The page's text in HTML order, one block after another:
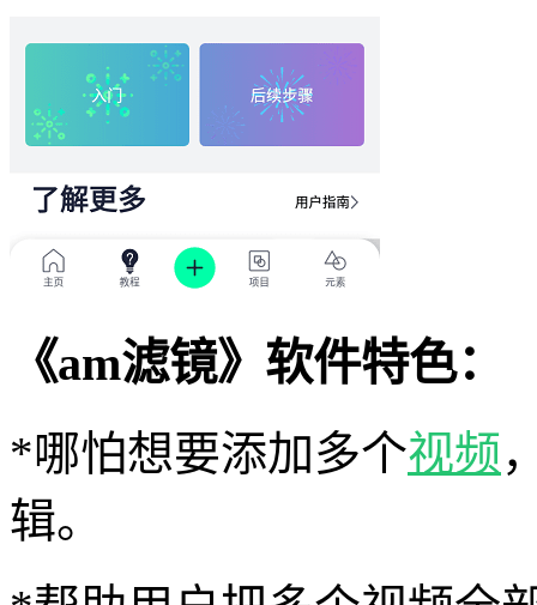
《am滤镜》软件特色：
*哪怕想要添加多个视频
辑。